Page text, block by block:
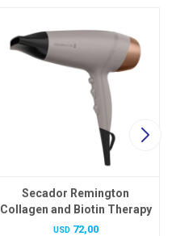
Secador Remington
Collagen and Biotin Therapy
USD 72,00